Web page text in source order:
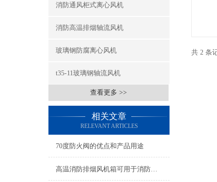
消防通风柜式离心风机
消防高温排烟轴流风机
玻璃钢防腐离心风机
t35-11玻璃钢轴流风机
查看更多 >>
相关文章
RELEVANT ARTICLES
70度防火阀的优点和产品用途
高温消防排烟风机箱可用于消防排烟等介质的气体使用
共 2 条